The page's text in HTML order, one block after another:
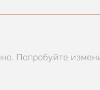
Попробуйте